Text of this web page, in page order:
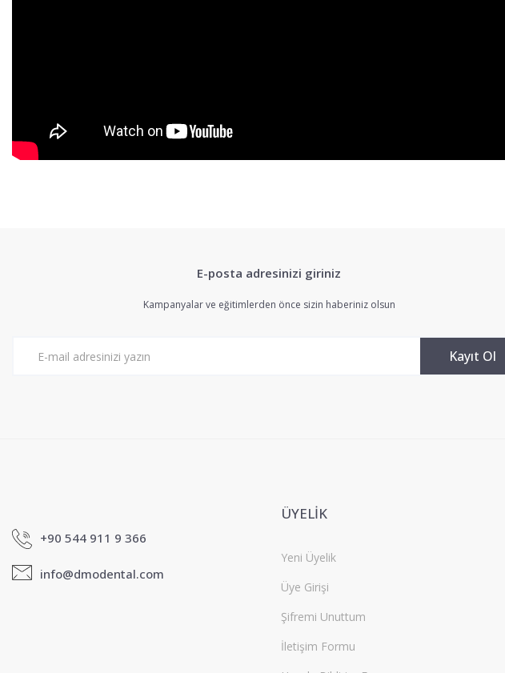
Ürün resmi kalitesiz, bozuk veya görüntülenemiyor.
Ürün açıklamasında eksik bilgiler bulunuyor.
Bu ürüne benzer farklı alternatifler olmalı.
E-posta adresinizi giriniz
Kampanyalar ve eğitimlerden önce sizin haberiniz olsun
Kayıt Ol
+90 544 911 9 366
info@dmodental.com
ÜYELİK
Yeni Üyelik
Üye Girişi
Şifremi Unuttum
İletişim Formu